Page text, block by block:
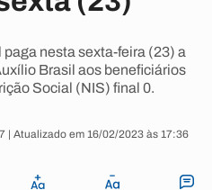
nesta sexta-feira (23) a
Brasil aos beneficiários
Social (NIS) final 0.
| Atualizado em 16/02/2023 às 17:36